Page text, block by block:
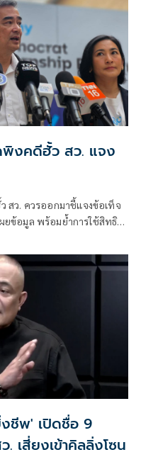
งคดีฮั้ว สว. แจง
สว. ควรออกมาชี้แจงข้อเท็จ
ยข้อมูล พร้อมย้ำการใช้สิทธิ
ชีพ' เปิดชื่อ 9
เสี่ยงเข้าคิลลิ่งโซน